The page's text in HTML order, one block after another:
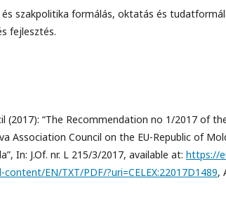
és szakpolitika formálás, oktatás és
fejlesztés.
(2017): “The Recommendation no 1/2017 of
Association Council on the EU-Republic of
In: J.Of. nr. L 215/3/2017, available at: https://
content/EN/TXT/PDF/?uri=CELEX:22017D1489,